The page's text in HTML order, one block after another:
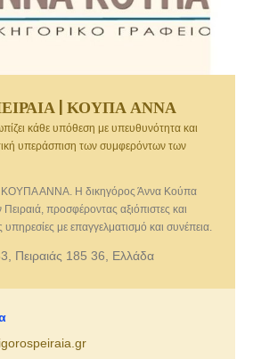
| ΚΟΥΠΑ ΑΝΝΑ
κάθε υπόθεση με υπευθυνότητα και
υπεράσπιση των συμφερόντων των
ΑΝΝΑ. Η δικηγόρος Άννα Κούπα
Πειραιά, προσφέροντας αξιόπιστες και
με επαγγελματισμό και συνέπεια.
σε ιδιώτες και επιχειρήσεις. Η
δικηγορικό γραφείο ιδρύθηκε το 2009 και
σας απασχολεί, όπου σίγουρα θα βρεθεί η
Πειραιάς 185 36, Ελλάδα